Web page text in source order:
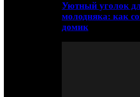
Уютный уголок
молодняка: как
домик